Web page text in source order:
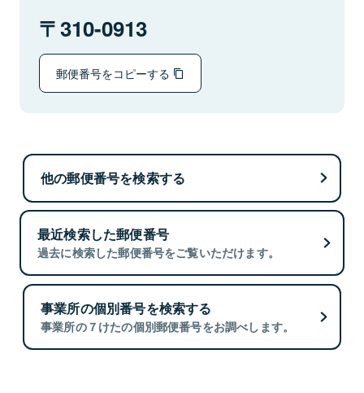
310-0913
郵便番号をコピーする
他の郵便番号を検索する
最近検索した郵便番号
過去に検索した郵便番号をご覧いただけます。
事業所の個別番号を検索する
事業所の７けたの個別郵便番号をお調べします。